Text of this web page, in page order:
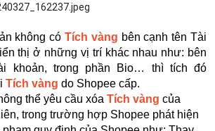
không có Tích vàng bên cạnh tên Tài
thị ở những vị trí khác nhau như: bên
khoản, trong phần Bio… thì tích đó
Tích vàng do Shopee cấp.
thể yêu cầu xóa Tích vàng của
trong trường hợp Shopee phát hiện